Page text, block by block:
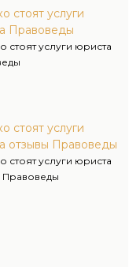
стоят услуги
Правоведы
стоят услуги юриста
стоят услуги
отзывы Правоведы
стоят услуги юриста
Правоведы